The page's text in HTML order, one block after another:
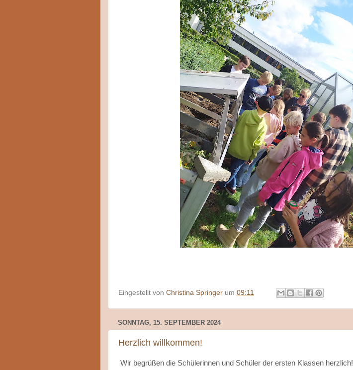
Eingestellt von Christina Springer um 09:11
SONNTAG, 15. SEPTEMBER 2024
Herzlich willkommen!
Wir begrüßen die Schülerinnen und Schüler der ersten Klassen herzlich!